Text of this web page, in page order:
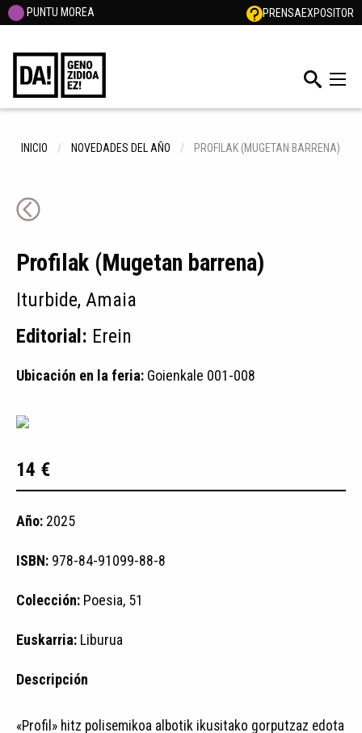
PUNTU MOREA PRENSAEXPOSITOR
INICIO NOVEDADES DEL AÑO PROFILAK (MUGETAN BARRENA)
Profilak (Mugetan barrena)
Iturbide, Amaia
Editorial: Erein
Ubicación en la feria: Goienkale 001-008
14 €
Año: 2025
ISBN: 978-84-91099-88-8
Colección: Poesia, 51
Euskarria: Liburua
Descripción
«Profil» hitz polisemikoa albotik ikusitako gorputzaz edota